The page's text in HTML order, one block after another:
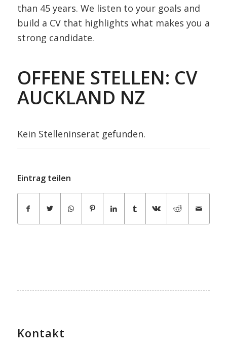
than 45 years. We listen to your goals and
build a CV that highlights what makes you a
strong candidate.
OFFENE STELLEN: CV
AUCKLAND NZ
Kein Stelleninserat gefunden.
Eintrag teilen
Kontakt